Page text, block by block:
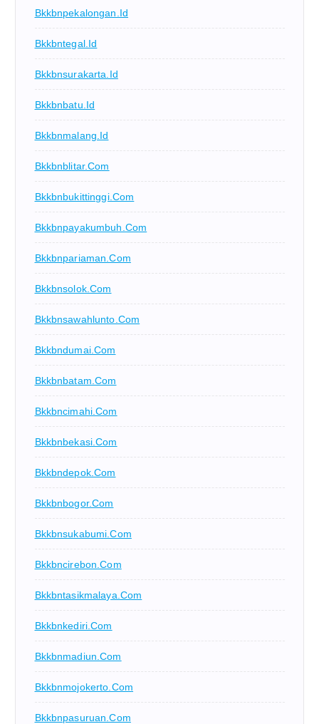
Bkkbnpekalongan.id
Bkkbntegal.id
Bkkbnsurakarta.id
Bkkbnbatu.id
Bkkbnmalang.id
Bkkbnblitar.com
Bkkbnbukittinggi.com
Bkkbnpayakumbuh.com
Bkkbnpariaman.com
Bkkbnsolok.com
Bkkbnsawahlunto.com
Bkkbndumai.com
Bkkbnbatam.com
Bkkbncimahi.com
Bkkbnbekasi.com
Bkkbndepok.com
Bkkbnbogor.com
Bkkbnsukabumi.com
Bkkbncirebon.com
Bkkbntasikmalaya.com
Bkkbnkediri.com
Bkkbnmadiun.com
Bkkbnmojokerto.com
Bkkbnpasuruan.com